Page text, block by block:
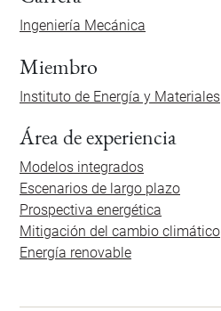
Ingeniería Mecánica
Miembro
Instituto de Energía y Materiales
Área de experiencia
Modelos integrados
Escenarios de largo plazo
Prospectiva energética
Mitigación del cambio climático
Energía renovable